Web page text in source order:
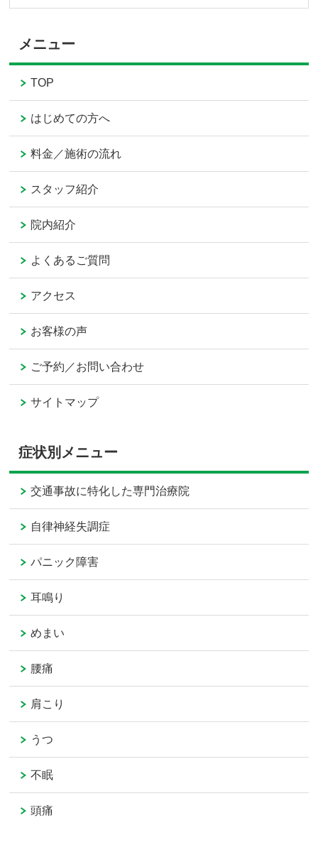
メニュー
TOP
はじめての方へ
料金／施術の流れ
スタッフ紹介
院内紹介
よくあるご質問
アクセス
お客様の声
ご予約／お問い合わせ
サイトマップ
症状別メニュー
交通事故に特化した専門治療院
自律神経失調症
パニック障害
耳鳴り
めまい
腰痛
肩こり
うつ
不眠
頭痛